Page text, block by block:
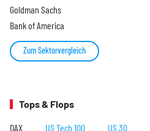
Goldman Sachs
Bank of America
Zum Sektorvergleich
Tops & Flops
DAX US Tech 100 US 30